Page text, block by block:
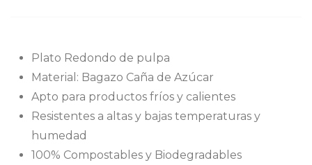
Plato Redondo de pulpa
Material: Bagazo Caña de Azúcar
Apto para productos fríos y calientes
Resistentes a altas y bajas temperaturas y
humedad
100% Compostables y Biodegradables